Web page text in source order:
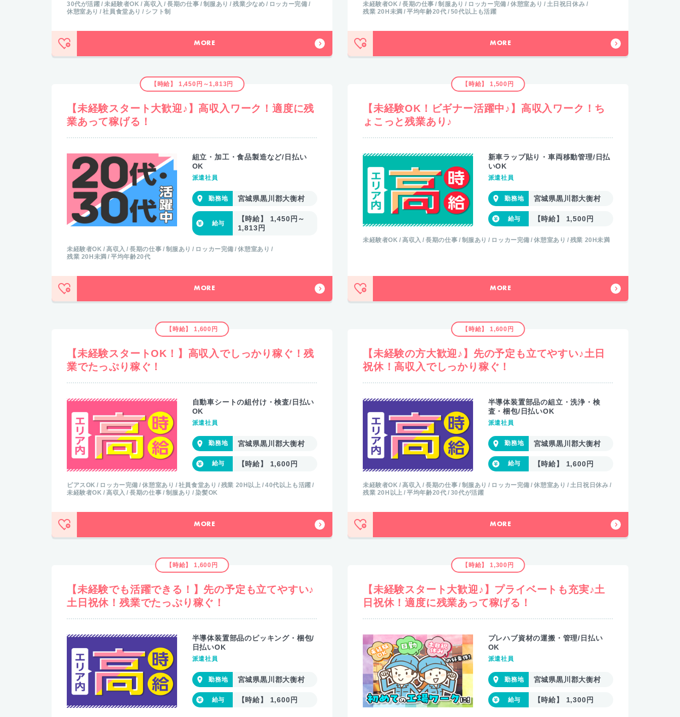
30代が活躍 未経験者OK 高収入 長期の仕事 制服あり 残業少なめ
ロッカー完備
休憩室あり
社員食堂あり シフト制
MORE
未経験者OK 長期の仕事 制服あり ロッカー完備 休憩室あり
土日祝日休み
残業 20H未満
平均年齢20代 50代以上も活躍
MORE
【時給】 1,450円～1,813円
【未経験スタート大歓迎♪】高収入ワーク！適度に残
業あって稼げる！
組立・加工・食品製造など/日払い
OK
派遣社員
宮城県黒川郡大衡村
【時給】 1,450円～
1,813円
未経験者OK 高収入 長期の仕事 制服あり ロッカー完備
休憩室あり
残業 20H未満
平均年齢20代
MORE
【時給】 1,500円
【未経験OK！ビギナー活躍中♪】高収入ワーク！ち
ょこっと残業あり♪
新車ラップ貼り・車両移動管理/日払
いOK
派遣社員
宮城県黒川郡大衡村
【時給】 1,500円
未経験者OK 高収入 長期の仕事 制服あり ロッカー完備 休憩室あり 残業 20H未満
MORE
【時給】 1,600円
【未経験スタートOK！】高収入でしっかり稼ぐ！残
業でたっぷり稼ぐ！
自動車シートの組付け・検査/日払い
OK
派遣社員
宮城県黒川郡大衡村
【時給】 1,600円
ピアスOK ロッカー完備 休憩室あり 社員食堂あり 残業 20H以上
40代以上も活躍
未経験者OK
高収入 長期の仕事 制服あり 染髪OK
MORE
【時給】 1,600円
【未経験の方大歓迎♪】先の予定も立てやすい♪土日
祝休！高収入でしっかり稼ぐ！
半導体装置部品の組立・洗浄・検
査・梱包/日払いOK
派遣社員
宮城県黒川郡大衡村
【時給】 1,600円
未経験者OK 高収入 長期の仕事 制服あり ロッカー完備 休憩室あり
土日祝日休み
残業 20H以上
平均年齢20代 30代が活躍
MORE
【時給】 1,600円
【未経験でも活躍できる！】先の予定も立てやすい♪
土日祝休！残業でたっぷり稼ぐ！
半導体装置部品のピッキング・梱包/
日払いOK
派遣社員
宮城県黒川郡大衡村
【時給】 1,600円
【時給】 1,300円
【未経験スタート大歓迎♪】プライベートも充実♪土
日祝休！適度に残業あって稼げる！
プレハブ資材の運搬・管理/日払い
OK
派遣社員
宮城県黒川郡大衡村
【時給】 1,300円